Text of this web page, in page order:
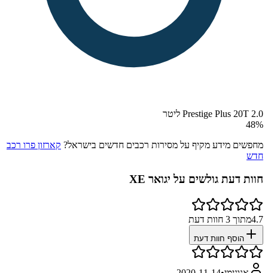
Prestige Plus 20T 2.0 ליטר
48%
מחפשים מידע מקיף על מסירות רכבים חדשים בישראל? קארזון פרו רכב
חדש
חוות דעת גולשים על יגואר XE
4.7מתוך 3 חוות דעת
הוסף חוות דעת